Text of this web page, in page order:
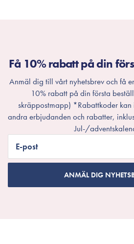
Få 10% rabatt på din
Anmäl dig till vårt nyhetsbrev och få
10% rabatt på din första
skräppostmapp) *Rabattkoder kan
andra erbjudanden och rabatter,
Jul-/
E-post
ANMÄL DIG